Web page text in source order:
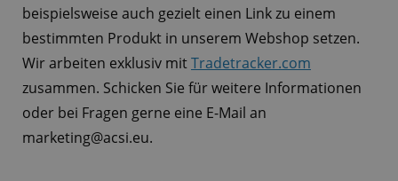
beispielsweise auch gezielt einen Link zu einem
bestimmten Produkt in unserem Webshop setzen.
Wir arbeiten exklusiv mitTradetracker.com
zusammen. Schicken Sie für weitere Informationen
oder bei Fragen gerne eine E-Mail an
marketing@acsi.eu.